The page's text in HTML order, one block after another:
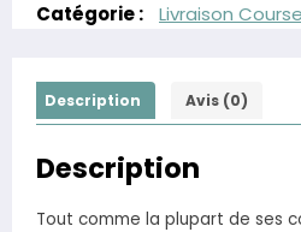
Catégorie :
Livraison
Description Avis (0)
Description
Tout comme la plupart de ses